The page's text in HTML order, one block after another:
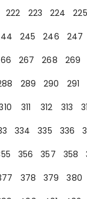
222 223 224 225
245 246 247
267 268 269
289 290 291
311 312 313
334 335 336
356 357 358
378 379 380